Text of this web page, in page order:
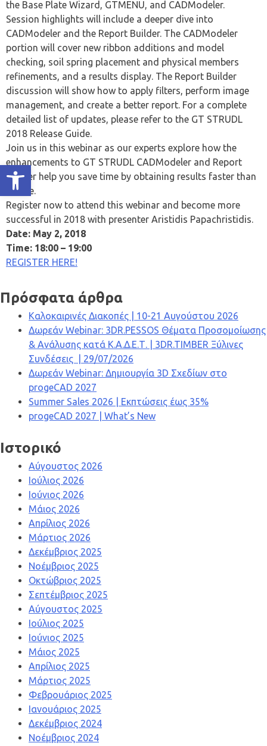
Ανοίξτε τη γραμμή εργαλείων
the Base Plate Wizard, GTMENU, and CADModeler.
Session highlights will include a deeper dive into
CADModeler and the Report Builder. The CADModeler
portion will cover new ribbon additions and model
checking, soil spring placement and physical members
refinements, and a results display. The Report Builder
discussion will show how to apply filters, perform image
management, and create a better report. For a complete
detailed list of updates, please refer to the GT STRUDL
2018 Release Guide.
Join us in this webinar as our experts explore how the
enhancements to GT STRUDL CADModeler and Report
Builder help you save time by obtaining results faster than
before.
Register now to attend this webinar and become more
successful in 2018 with presenter Aristidis Papachristidis.
Date: May 2, 2018
Time: 18:00 – 19:00
REGISTER HERE!
Πρόσφατα άρθρα
Καλοκαιρινές Διακοπές | 10-21 Αυγούστου 2026
Δωρεάν Webinar: 3DR.PESSOS Θέματα Προσομοίωσης
& Ανάλυσης κατά Κ.Α.Δ.Ε.Τ. | 3DR.TIMBER Ξύλινες
Συνδέσεις | 29/07/2026
Δωρεάν Webinar: Δημιουργία 3D Σχεδίων στο
progeCAD 2027
Summer Sales 2026 | Εκπτώσεις έως 35%
progeCAD 2027 | What’s New
Ιστορικό
Αύγουστος 2026
Ιούλιος 2026
Ιούνιος 2026
Μάιος 2026
Απρίλιος 2026
Μάρτιος 2026
Δεκέμβριος 2025
Νοέμβριος 2025
Οκτώβριος 2025
Σεπτέμβριος 2025
Αύγουστος 2025
Ιούλιος 2025
Ιούνιος 2025
Μάιος 2025
Απρίλιος 2025
Μάρτιος 2025
Φεβρουάριος 2025
Ιανουάριος 2025
Δεκέμβριος 2024
Νοέμβριος 2024